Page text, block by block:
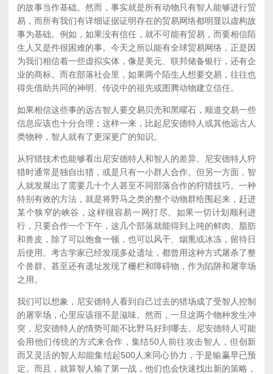
的故事当作基础。然而，事实就是所有动物只有智人能够进行贸
易，而所有我们有详细证据证明存在的贸易网络都明显以虚构故
事为基础。例如，如果没有信任，就不可能有贸易，而要相信陌
生人又是件很困难的事。今天之所以能有全球贸易网络，正是因
为我们相信着一些虚拟实体，像是美元、联邦储备银行，还有企
业的商标。而在部落社会里，如果两个陌生人想要交易，往往也
得先借助共同的神明、传说中的祖先或图腾动物建立信任。
如果相信这些事的远古智人要交易贝壳和黑曜石，顺道交易一些
信息应该也十分合理；这样一来，比起尼安德特人或其他远古人
类物种，智人就有了更深更广的知识。
从狩猎技术也能够看出尼安德特人和智人的差异。尼安德特人狩
猎时通常是独自出猎，或是只有一小群人合作。但另一方面，智
人就发展出了需要几十个人甚至不同部落合作的狩猎技巧。一种
特别有效的方法，就是将野马之类的整个动物群给围起来，赶进
某个狭窄的峡谷，这样很容易一网打尽。如果一切计划顺利进
行，只要合作一个下午，这几个部落就能得到上吨的鲜肉、脂肪
和兽皮，除了可以饱食一顿，也可以风干、烟熏或冰冻，留待日
后使用。考古学家已经发现多处遗址，都曾用这种方式屠杀了整
个兽群。甚至还有遗址发现了栅栏和障碍物，作为陷阱和屠宰场
之用。
我们可以想象，尼安德特人看到自己过去的猎场成了受智人控制
的屠宰场，心里应该很不是滋味。然而，一旦这两个物种发生冲
突，尼安德特人的情势可能不比野马好到哪去。尼安德特人可能
会用他们传统的方式来合作，集结50人前往攻击智人，但创新
而又灵活的智人却能集结起500人来同心协力，于是输赢早已预
定。而且，就算智人输了第一战，他们也会快速找出新的策略，